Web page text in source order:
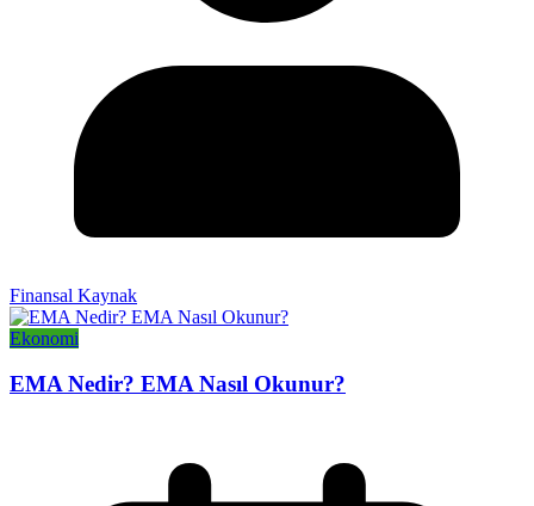
Finansal Kaynak
Ekonomi
EMA Nedir? EMA Nasıl Okunur?